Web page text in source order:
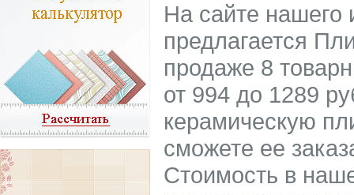
На сайте нашего
предлагается
продаже 8
от 994 до 1289
керамическую
сможете ее
Стоимость в